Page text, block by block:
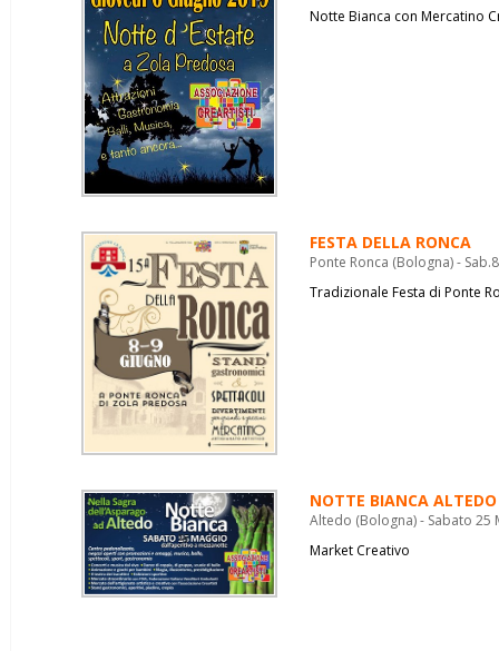
Notte Bianca con Mercatino
FESTA DELLA RONCA
Ponte Ronca (Bologna) -
Tradizionale Festa di Ponte
NOTTE BIANCA ALTEDO
Altedo (Bologna) - Sabato 25
Market Creativo